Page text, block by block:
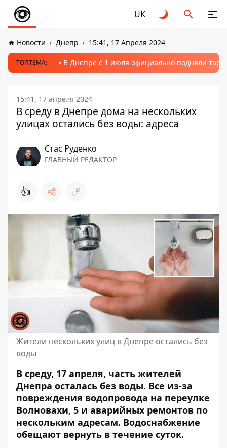
UK
Новости Днепр 15:41, 17 Апреля 2024
ТОПТЕМА: В Днепре с 1 июля официально подняли
15:41, 17 апреля 2024
В среду в Днепре дома на нескольких
улицах остались без воды: адреса
Стаc Руденко
ГЛАВНЫЙ РЕДАКТОР
👍
Жители нескольких улиц в Днепре остались без
воды
В среду, 17 апреля, часть жителей
Днепра осталась без воды. Все из-за
повреждения водопровода на переулке
Волновахи, 5 и аварийных ремонтов по
нескольким адресам. Водоснабжение
обещают вернуть в течение суток.